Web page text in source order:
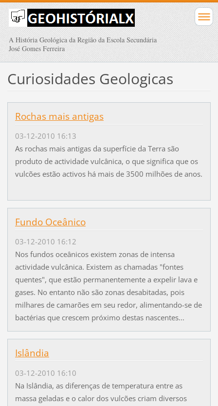
A História Geológica da Região da Escola Secundária
José Gomes Ferreira
Curiosidades Geologicas
Rochas mais antigas
03-12-2010 16:13
As rochas mais antigas da superfície da Terra são
produto de actividade vulcânica, o que significa que os
vulcões estão activos há mais de 3500 milhões de anos.
Fundo Oceânico
03-12-2010 16:12
Nos fundos oceânicos existem zonas de intensa
actividade vulcânica. Existem as chamadas "fontes
quentes", que estão permanentemente a expelir lava e
gases. No entanto não são zonas desabitadas, pois
milhares de camarões em seu redor, alimentando-se de
bactérias que crescem próximo destas nascentes...
Islândia
03-12-2010 16:10
Na Islândia, as diferenças de temperatura entre as
massa geladas e o calor dos vulcões criam diversos